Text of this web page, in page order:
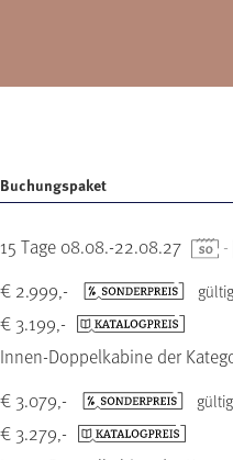
Buchungspaket
15 Tage 08.08.-22.08.27 -
Innen-Doppelkabine der
€ 2.999,-
€ 3.199,-
€ 3.079,-
€ 3.279,-